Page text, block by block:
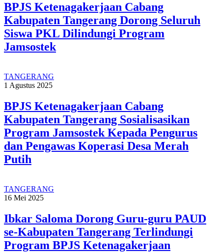
BPJS Ketenagakerjaan Cabang
Kabupaten Tangerang Dorong Seluruh
Siswa PKL Dilindungi Program
Jamsostek
TANGERANG
1 Agustus 2025
BPJS Ketenagakerjaan Cabang
Kabupaten Tangerang Sosialisasikan
Program Jamsostek Kepada Pengurus
dan Pengawas Koperasi Desa Merah
Putih
TANGERANG
16 Mei 2025
Ibkar Saloma Dorong Guru-guru PAUD
se-Kabupaten Tangerang Terlindungi
Program BPJS Ketenagakerjaan